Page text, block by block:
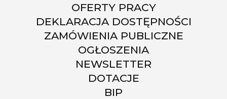
OFERTY PRACY
DEKLARACJA DOSTĘPNOŚCI
ZAMÓWIENIA PUBLICZNE
OGŁOSZENIA
NEWSLETTER
DOTACJE
BIP